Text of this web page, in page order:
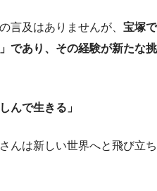
言及はありませんが、 宝塚で
であり、その経験が新たな挑
んで生きる」
んは新しい世界へと飛び立ち